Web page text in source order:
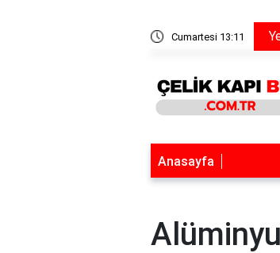
Cumartesi 13:11
Anasayfa